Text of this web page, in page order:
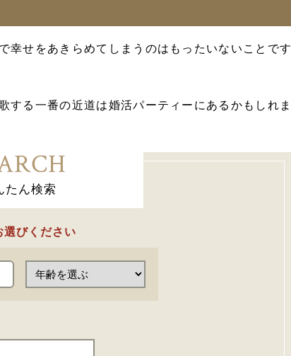
幸せをあきらめてしまうのはもったいないことです
る一番の近道は婚活パーティーにあるかもしれま
たん検索
選びください